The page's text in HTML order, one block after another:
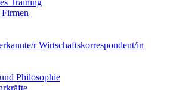
r Wirtschaftskorrespondent/in
Philosophie